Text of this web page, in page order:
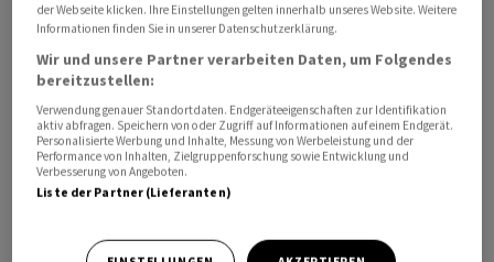
Im Dax lagen hinter den um 3,8 Prozent höheren
Papieren des Online-Modehändlers Zalando die Titel
der Deutschen Bank mit plus 2,7 Prozent auf dem
zweiten Platz. Ertragsdynamik und Kostenfortschritte
des Instituts würden am Markt unterschätzt, schrieb
Analystin Giulia Aurora Miotto von Morgan Stanley und
stufte die Papiere auf «Overweight» hoch.
der Webseite klicken. Ihre Einstellungen gelten innerhalb unseres Website. Weitere
Informationen finden Sie in unserer Datenschutzerklärung.
Wir und unsere Partner verarbeiten Daten, um Folgendes
bereitzustellen:
Verwendung genauer Standortdaten. Endgeräteeigenschaften zur Identifikation
aktiv abfragen. Speichern von oder Zugriff auf Informationen auf einem Endgerät.
Personalisierte Werbung und Inhalte, Messung von Werbeleistung und der
Performance von Inhalten, Zielgruppenforschung sowie Entwicklung und
Verbesserung von Angeboten.
Liste der Partner (Lieferanten)